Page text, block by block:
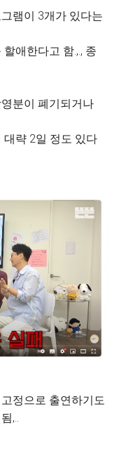
램이 3개가 있다는
애한다고 함.,., 종
분이 폐기되거나
대략 2일 정도 있다
정으로 출연하기도
,..